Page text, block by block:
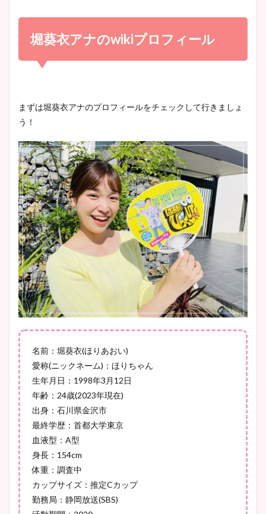
宇賀神メグアナのニット画像
まとめた！
小室瑛莉子のカップ画像まと
め！足が美脚でニット衣装も
かわいい！
清水麻椰アナのかわいい画
大家彩香アナのかわいいカッ
プ画像まとめ！同期や実家に
wikiプロフも！
安藤萌々アナのカップ画像や
ニット衣装まとめ！美足の筋
肉も凄い！
鈴木唯の太ってた時の体重が
ヤバすぎww原因や痩せたダ
イエット方は？昔と現在を画
豊島実季アナのカップ画像ま
とめ！美脚や水着姿に年齢も
堀葵衣アナのwikiプロフィール
まずは堀葵衣アナのプロフィールをチェックして行きましょ
う！
名前：堀葵衣(ほりあおい)
愛称(ニックネーム)：ほりちゃん
生年月日：1998年3月12日
年齢：24歳(2023年現在)
出身：石川県金沢市
最終学歴：首都大学東京
血液型：A型
身長：154cm
体重：調査中
カップサイズ：推定Cカップ
勤務局：静岡放送(SBS)